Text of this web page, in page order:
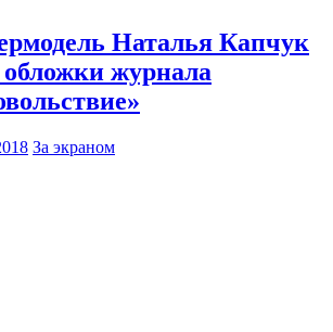
Наталья Капчук
обложки журнала
За экраном